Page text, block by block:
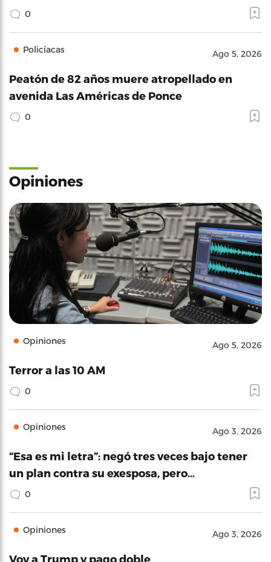
0
Policíacas Ago 5, 2026
Peatón de 82 años muere atropellado en
avenida Las Américas de Ponce
0
Opiniones
Opiniones Ago 5, 2026
Terror a las 10 AM
0
Opiniones Ago 3, 2026
“Esa es mi letra”: negó tres veces bajo tener
un plan contra su exesposa, pero…
0
Opiniones Ago 3, 2026
Voy a Trump y pago doble